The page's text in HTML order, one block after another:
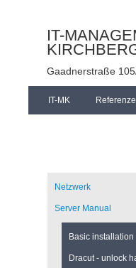
IT-
Gaadnerstraße
Navigation
IT-MK
überspringen
Netzwerk
Server Manual
Basic installation
Dracut - unlock